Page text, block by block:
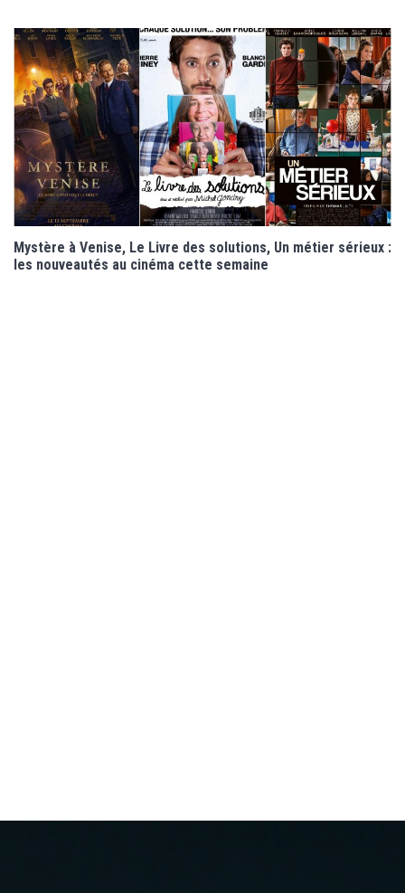
Mystère à Venise, Le Livre des solutions, Un métier sérieux :
les nouveautés au cinéma cette semaine